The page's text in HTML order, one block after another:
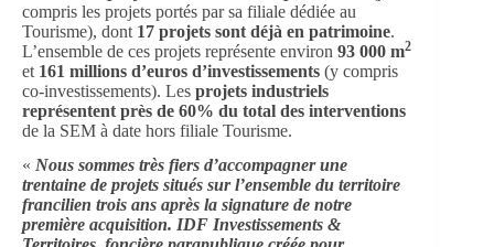
compris les projets portés par sa filiale dédiée au
Tourisme), dont 17 projets sont déjà en patrimoine.
L’ensemble de ces projets représente environ 93 000 m2
et 161 millions d’euros d’investissements (y compris
co-investissements). Les projets industriels
représentent près de 60% du total des interventions
de la SEM à date hors filiale Tourisme.
« Nous sommes très fiers d’accompagner une
trentaine de projets situés sur l’ensemble du territoire
francilien trois ans après la signature de notre
première acquisition. IDF Investissements &